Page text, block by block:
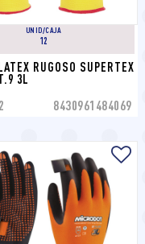
UNID/CAJA
12
RUGOSO SUPERTEX
3L
8430961484069